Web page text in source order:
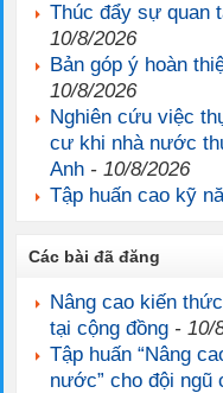
Thúc đẩy sự quan
10/8/2026
Bản góp ý hoàn
10/8/2026
Nghiên cứu việc
cư khi nhà nước
Anh - 10/8/2026
Tập huấn cao kỹ
Các bài đã đăng
Nâng cao kiến
tại cộng đồng - 10/
Tập huấn “Nâng
nước” cho đội ngũ